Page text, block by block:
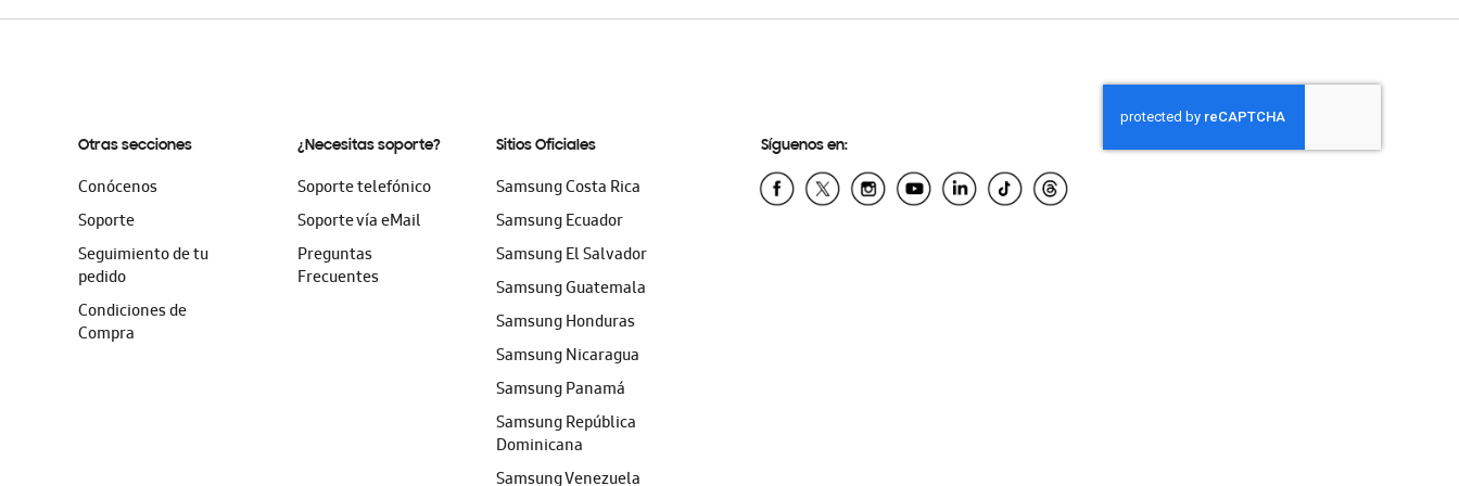
Otras secciones
Conócenos
Soporte
Seguimiento de tu
pedido
Condiciones de
Compra
¿Necesitas soporte?
Soporte telefónico
Soporte vía eMail
Preguntas
Frecuentes
Sitios Oficiales
Samsung Costa Rica
Samsung Ecuador
Samsung El Salvador
Samsung Guatemala
Samsung Honduras
Samsung Nicaragua
Samsung Panamá
Samsung República
Dominicana
Samsung Venezuela
Síguenos en: